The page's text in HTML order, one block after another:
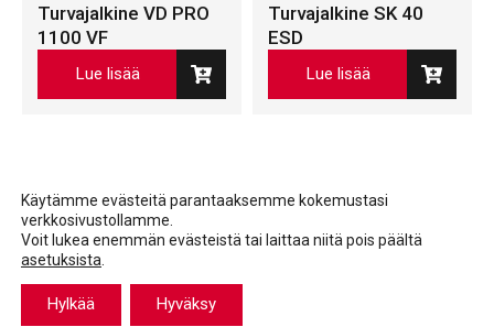
Turvajalkine VD PRO
1100 VF
Lue lisää
Turvajalkine SK 40
ESD
Lue lisää
Käytämme evästeitä parantaaksemme kokemustasi
verkkosivustollamme.
Voit lukea enemmän evästeistä tai laittaa niitä pois päältä
asetuksista
Hyväksy
Hylkää